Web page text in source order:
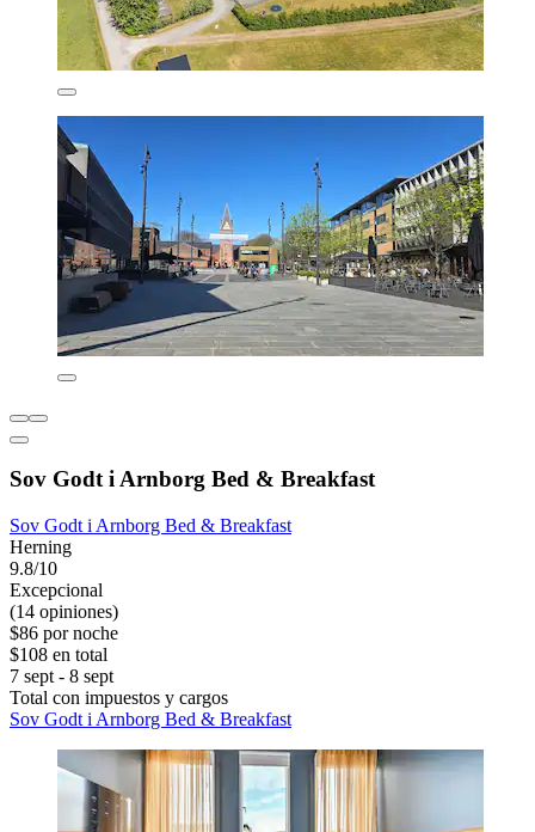
Sov Godt i Arnborg Bed & Breakfast
Sov Godt i Arnborg Bed & Breakfast
Herning
9.8/10
Excepcional
(14 opiniones)
$86 por noche
$108 en total
7 sept - 8 sept
Total con impuestos y cargos
Sov Godt i Arnborg Bed & Breakfast